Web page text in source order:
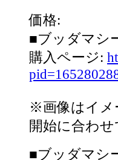
価格:
■ブッダマシ
購入ページ:
※画像はイメ
開始に合わせ
■ブッダマシ